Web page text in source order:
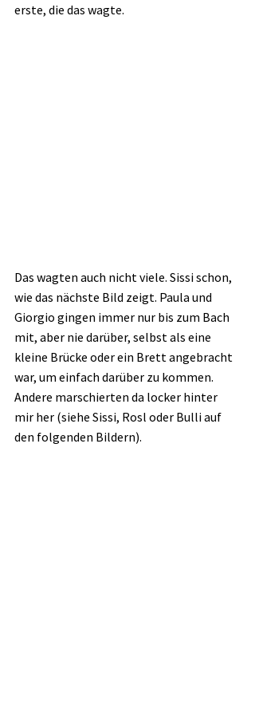
erste, die das wagte.
Das wagten auch nicht viele. Sissi schon,
wie das nächste Bild zeigt. Paula und
Giorgio gingen immer nur bis zum Bach
mit, aber nie darüber, selbst als eine
kleine Brücke oder ein Brett angebracht
war, um einfach darüber zu kommen.
Andere marschierten da locker hinter
mir her (siehe Sissi, Rosl oder Bulli auf
den folgenden Bildern).